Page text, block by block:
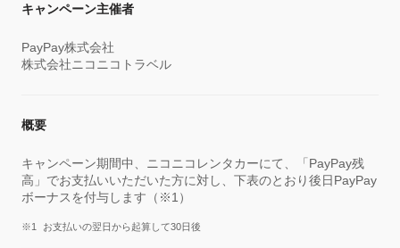
キャンペーン主催者
PayPay株式会社
株式会社ニコニコトラベル
概要
キャンペーン期間中、ニコニコレンタカーにて、「PayPay残
高」でお支払いいただいた方に対し、下表のとおり後日PayPay
ボーナスを付与します（※1）
お支払いの翌日から起算して30日後